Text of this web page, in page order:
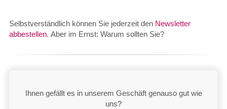
Selbst­ver­ständ­lich kön­nen Sie jederzeit den Newsletter
abbestellen. Aber im Ernst: Warum sollten Sie?
Ihnen gefällt es in unserem Geschäft genauso gut wie
uns?